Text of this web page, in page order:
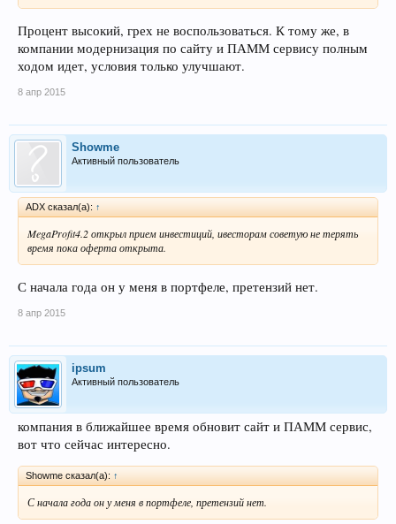
Процент высокий, грех не воспользоваться. К тому же, в
компании модернизация по сайту и ПАММ сервису полным
ходом идет, условия только улучшают.
8 апр 2015
Showme
Активный пользователь
ADX сказал(а): ↑
MegaProfit4.2 открыл прием инвестиций, ивесторам советую не терять
время пока оферта открыта.
С начала года он у меня в портфеле, претензий нет.
8 апр 2015
ipsum
Активный пользователь
компания в ближайшее время обновит сайт и ПАММ сервис,
вот что сейчас интересно.
Showme сказал(а): ↑
С начала года он у меня в портфеле, претензий нет.